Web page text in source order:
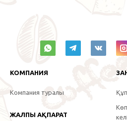
КОМПАНИЯ
Компания туралы
ЖАЛПЫ АҚПАРАТ